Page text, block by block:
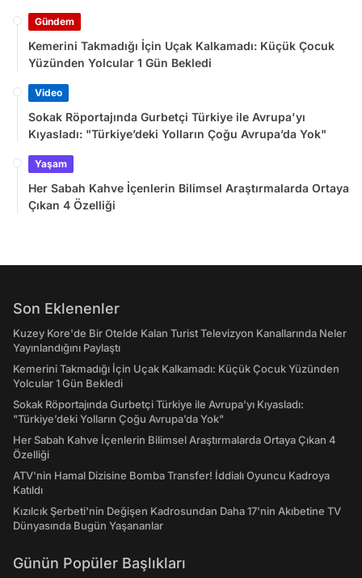
Gündem
Kemerini Takmadığı İçin Uçak Kalkamadı: Küçük Çocuk
Yüzünden Yolcular 1 Gün Bekledi
Video
Sokak Röportajında Gurbetçi Türkiye ile Avrupa'yı
Kıyasladı: "Türkiye’deki Yolların Çoğu Avrupa’da Yok"
Yaşam
Her Sabah Kahve İçenlerin Bilimsel Araştırmalarda Ortaya
Çıkan 4 Özelliği
Son Eklenenler
Kuzey Kore'de Bir Otelde Kalan Turist Televizyon Kanallarında Neler
Yayınlandığını Paylaştı
Kemerini Takmadığı İçin Uçak Kalkamadı: Küçük Çocuk Yüzünden
Yolcular 1 Gün Bekledi
Sokak Röportajında Gurbetçi Türkiye ile Avrupa'yı Kıyasladı:
"Türkiye’deki Yolların Çoğu Avrupa’da Yok"
Her Sabah Kahve İçenlerin Bilimsel Araştırmalarda Ortaya Çıkan 4
Özelliği
ATV'nin Hamal Dizisine Bomba Transfer! İddialı Oyuncu Kadroya
Katıldı
Kızılcık Şerbeti'nin Değişen Kadrosundan Daha 17'nin Akıbetine TV
Dünyasında Bugün Yaşananlar
Günün Popüler Başlıkları